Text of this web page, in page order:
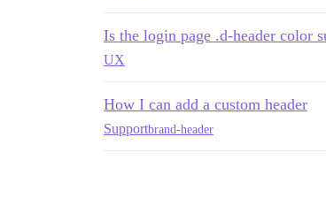
Is the login page .d-header color
UX
How I can add a custom header
Supportbrand-header